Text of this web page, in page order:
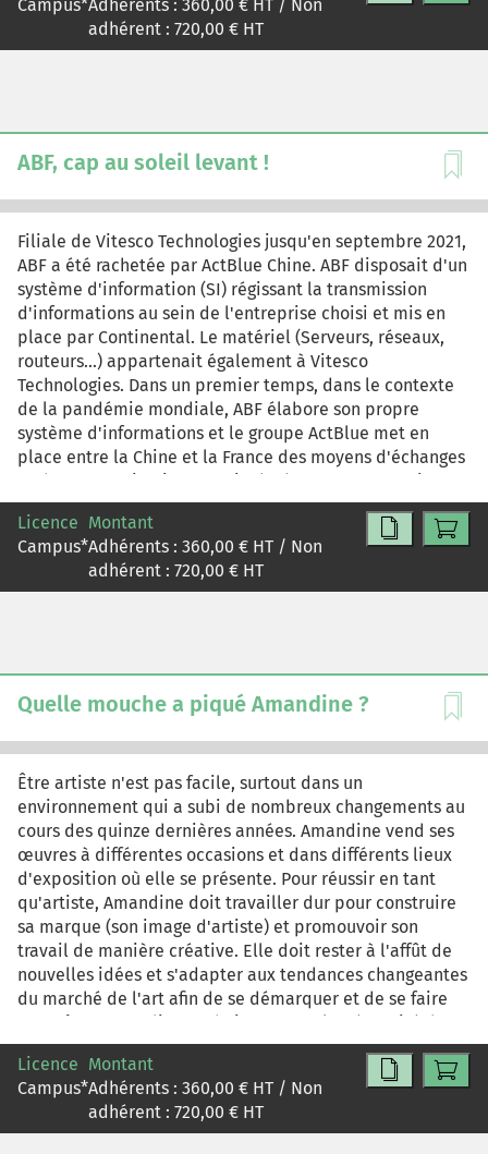
et pour les niveaux master des relations entre
l'expérience des clients, l'image, la réputation, la
Campus*Adhérents : 360,00 € HT / Non
adhérent : 720,00 € HT
ABF, cap au soleil levant !
Filiale de Vitesco Technologies jusqu'en septembre 2021,
ABF a été rachetée par ActBlue Chine. ABF disposait d'un
système d'information (SI) régissant la transmission
d'informations au sein de l'entreprise choisi et mis en
place par Continental. Le matériel (Serveurs, réseaux,
routeurs...) appartenait également à Vitesco
Technologies. Dans un premier temps, dans le contexte
de la pandémie mondiale, ABF élabore son propre
système d'informations et le groupe ActBlue met en
place entre la Chine et la France des moyens d'échanges
et de communications peu intégrés. C'est pourquoi,
lorsqu'en juin 2022, le directeur d'ABF réunit son comité
de direction, l'ordre du jour porte sur la préparation de
la première visite en Chine auprès du nouvel actionnaire
qui a pour objectif de poser les bases d'une
communication et de collaboration nouvelles entre les
deux entités. Compte tenu de la distance et du décalage
horaire, des solutions numériques s'imposent assez
naturellement. Toutefois, face à des organisations, des
cultures, des habitudes de travail différentes et des
cadres légaux nationaux non homogènes, une réflexion
s'impose pour choisir les meilleurs outils possibles. Ce
cas met les participants en situation professionnelle,
avec une problématique et des données réelles dans le
contexte d'une entreprise internationale. Il offre une
situation concrète pour aborder la mise en œuvre d'un
système de communication et de collaboration dans un
environnement interculturel. Il s'agira ici d'adopter une
démarche de conseil pour le choix des solutions
techniques retenues.
Licence
Campus*
Montant
Adhérents : 360,00 € HT / Non
adhérent : 720,00 € HT
Quelle mouche a piqué Amandine ?
Être artiste n'est pas facile, surtout dans un
environnement qui a subi de nombreux changements au
cours des quinze dernières années. Amandine vend ses
œuvres à différentes occasions et dans différents lieux
d'exposition où elle se présente. Pour réussir en tant
qu'artiste, Amandine doit travailler dur pour construire
sa marque (son image d'artiste) et promouvoir son
travail de manière créative. Elle doit rester à l'affût de
nouvelles idées et s'adapter aux tendances changeantes
du marché de l'art afin de se démarquer et de se faire
connaître. Amandine souhaite assurer la pérennité de sa
carrière d'artiste tout en gagnant sa vie et en préservant
sa liberté artistique. Amandine se rend compte que
l'heure des choix est arrivée. Plusieurs options s'offrent à
Licence
Campus*
Montant
Adhérents : 360,00 € HT / Non
adhérent : 720,00 € HT